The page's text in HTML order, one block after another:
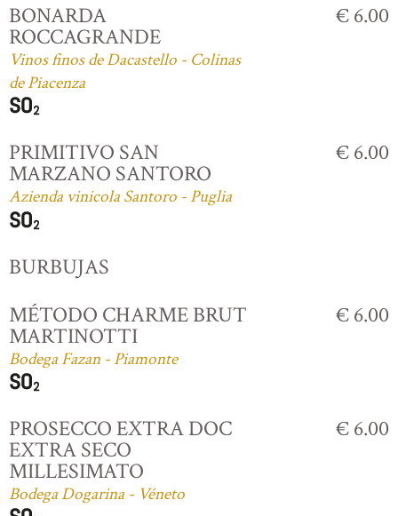
BONARDA
ROCCAGRANDE
Vinos finos de Dacastello - Colinas
de Piacenza
€ 6.00
PRIMITIVO SAN
MARZANO SANTORO
Azienda vinicola Santoro - Puglia
€ 6.00
BURBUJAS
MÉTODO CHARME BRUT
MARTINOTTI
Bodega Fazan - Piamonte
€ 6.00
PROSECCO EXTRA DOC
EXTRA SECO
MILLESIMATO
Bodega Dogarina - Véneto
€ 6.00